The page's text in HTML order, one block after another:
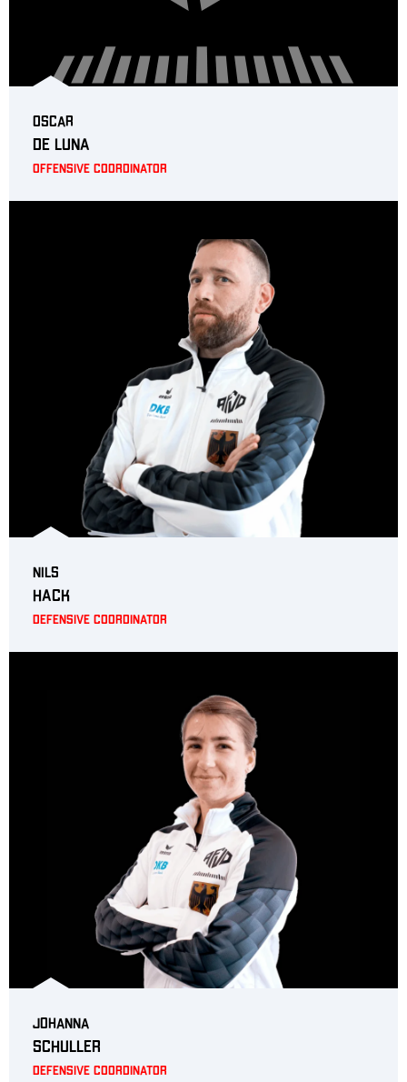
Oscar
De Luna
Offensive Coordinator
Nils
Hack
Defensive Coordinator
Johanna
Schuller
Defensive Coordinator